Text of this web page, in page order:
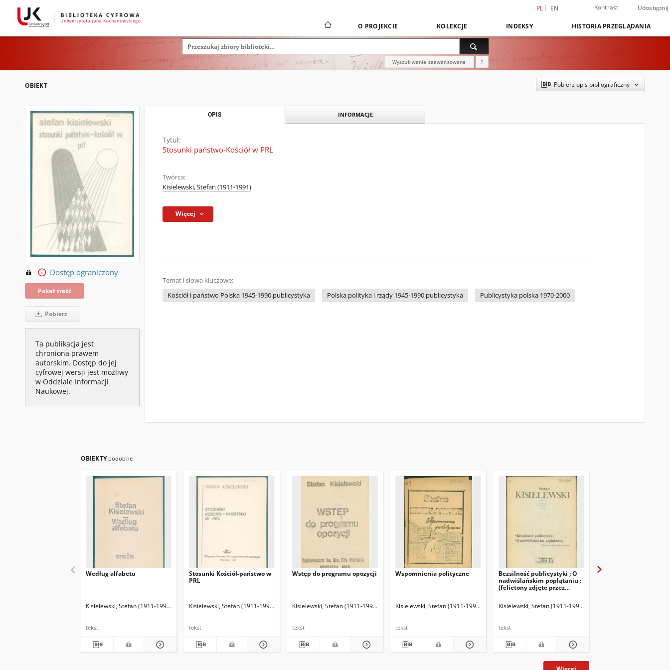
PL EN Kontrast Udostępnij
O PROJEKCIE KOLEKCJE INDEKSY HISTORIA PRZEGLĄDANIA
Wyszukiwanie zaawansowane ?
OBIEKT Pobierz opis bibliograficzny
Dostęp ograniczony
Pokaż treść
Pobierz
Ta publikacja jest
chroniona prawem
autorskim. Dostęp do jej
cyfrowej wersji jest możliwy
w Oddziale Informacji
Naukowej.
OPIS INFORMACJE
Tytuł:
Stosunki państwo-Kościół w PRL
Twórca:
Kisielewski, Stefan (1911-1991)
Więcej
Temat i słowa kluczowe:
Kościół i państwo Polska 1945-1990 publicystyka
Polska polityka i rządy 1945-1990 publicystyka Publicystyka polska 1970-2000
OBIEKTY podobne
Według alfabetu
Kisielewski, Stefan (1911-1991)
tekst
Stosunki Kościół-państwo w
PRL
Kisielewski, Stefan (1911-1991)
tekst
Wstęp do programu opozycji
Kisielewski, Stefan (1911-1991)
tekst
Wspomnienia polityczne
Kisielewski, Stefan (1911-1991)
tekst
Bezsilność publicystyki ; O
nadwiślańskim poplątaniu :
(felietony zdjęte przez
Kisielewski, Stefan (1911-1991)
tekst